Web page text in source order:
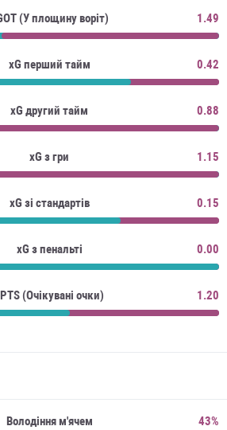
(У площину воріт) 1.49
xG перший тайм 0.42
xG другий тайм 0.88
xG з гри 1.15
xG зі стандартів 0.15
xG з пенальті 0.00
(Очікувані очки) 1.20
Володіння м'ячем 43%